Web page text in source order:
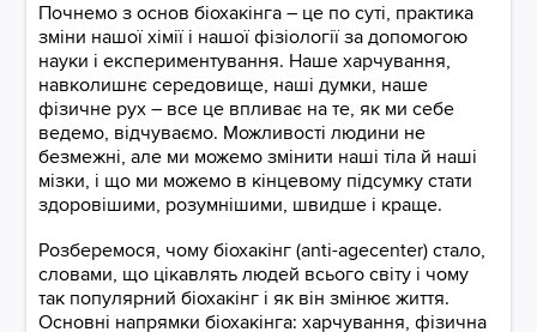
Почнемо з основ біохакінга – це по суті, практика
зміни нашої хімії і нашої фізіології за допомогою
науки і експериментування. Наше харчування,
навколишнє середовище, наші думки, наше
фізичне рух – все це впливає на те, як ми себе
ведемо, відчуваємо. Можливості людини не
безмежні, але ми можемо змінити наші тіла й наші
мізки, і що ми можемо в кінцевому підсумку стати
здоровішими, розумнішими, швидше і краще.
Розберемося, чому біохакінг (anti-agecenter) стало,
словами, що цікавлять людей всього світу і чому
так популярний біохакінг і як він змінює життя.
Основні напрямки біохакінга: харчування, фізична